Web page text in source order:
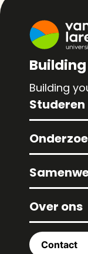
Building
Studeren
Over ons
Contact